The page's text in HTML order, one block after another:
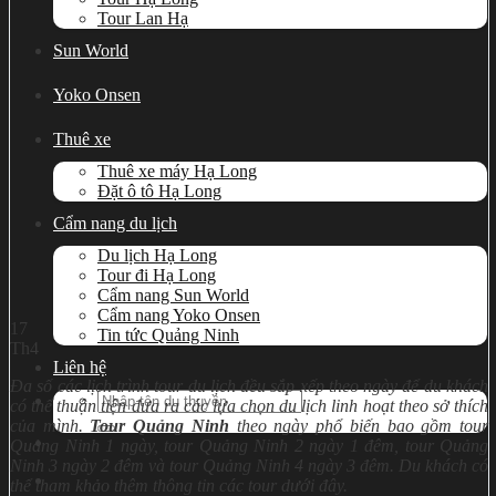
Tour Lan Hạ
Sun World
Yoko Onsen
Thuê xe
Thuê xe máy Hạ Long
Đặt ô tô Hạ Long
Cẩm nang du lịch
Du lịch Hạ Long
Tour đi Hạ Long
Cẩm nang Sun World
Cẩm nang Yoko Onsen
Tin tức Quảng Ninh
Liên hệ
Search
for:
17
Th4
Đa số các lịch trình tour du lịch đều sắp xếp theo ngày để du khách
có thể thuận tiện đưa ra các lựa chọn du lịch linh hoạt theo sở thích
của mình. Tour Quảng Ninh theo ngày phổ biến bao gồm tour
Quảng Ninh 1 ngày, tour Quảng Ninh 2 ngày 1 đêm, tour Quảng
Ninh 3 ngày 2 đêm và tour Quảng Ninh 4 ngày 3 đêm. Du khách có
thể tham khảo thêm thông tin các tour dưới đây.